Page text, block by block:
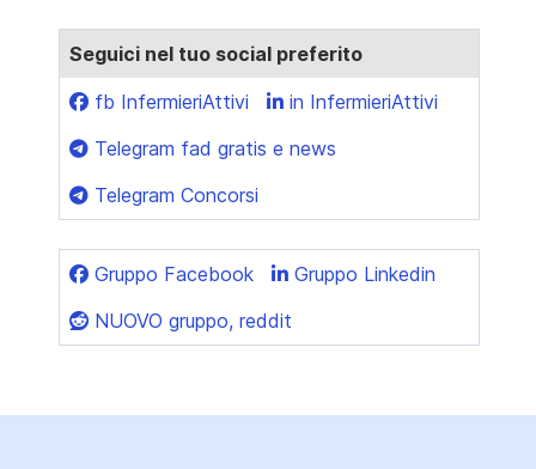
Seguici nel tuo social preferito
fb InfermieriAttivi
in InfermieriAttivi
Telegram fad gratis e news
Telegram Concorsi
Gruppo Facebook
Gruppo Linkedin
NUOVO gruppo, reddit